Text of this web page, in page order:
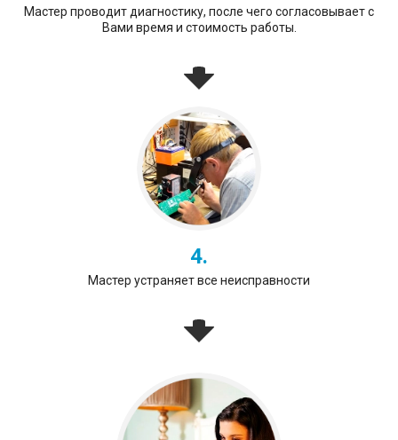
Мастер проводит диагностику, после чего согласовывает с
Вами время и стоимость работы.
4.
Мастер устраняет все неисправности